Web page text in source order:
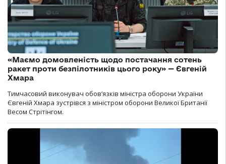
«Маємо домовленість щодо постачання сотень
ракет проти безпілотників цього року» — Євгеній
Хмара
Тимчасовий виконувач обов’язків міністра оборони України
Євгеній Хмара зустрівся з міністром оборони Великої Британії
Весом Стрітінгом.